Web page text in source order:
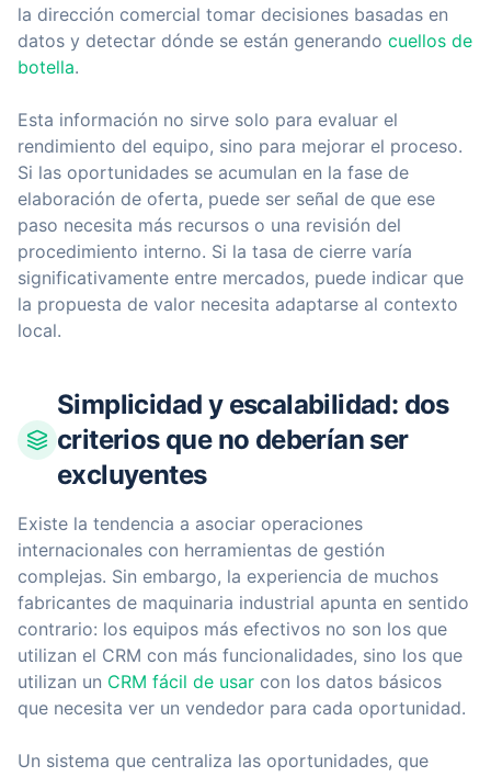
la dirección comercial tomar decisiones basadas en
datos y detectar dónde se están generando cuellos de
botella.
Esta información no sirve solo para evaluar el
rendimiento del equipo, sino para mejorar el proceso.
Si las oportunidades se acumulan en la fase de
elaboración de oferta, puede ser señal de que ese
paso necesita más recursos o una revisión del
procedimiento interno. Si la tasa de cierre varía
significativamente entre mercados, puede indicar que
la propuesta de valor necesita adaptarse al contexto
local.
Simplicidad y escalabilidad: dos
criterios que no deberían ser
excluyentes
Existe la tendencia a asociar operaciones
internacionales con herramientas de gestión
complejas. Sin embargo, la experiencia de muchos
fabricantes de maquinaria industrial apunta en sentido
contrario: los equipos más efectivos no son los que
utilizan el CRM con más funcionalidades, sino los que
utilizan un CRM fácil de usar con los datos básicos
que necesita ver un vendedor para cada oportunidad.
Un sistema que centraliza las oportunidades, que